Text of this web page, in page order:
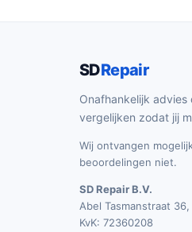
SDRepair
Onafhankelijk advies
vergelijken zodat jij
Wij ontvangen
beoordelingen niet.
SD Repair B.V.
Abel Tasmanstraat
KvK: 72360208